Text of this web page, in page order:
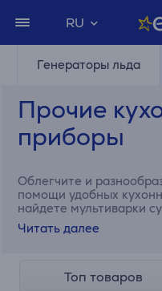
RU
Генераторы льда
Прочие
приборы
Облегчите и
помощи удобных
найдете мультиварки
для ножей.
Читать далее
Топ товаров